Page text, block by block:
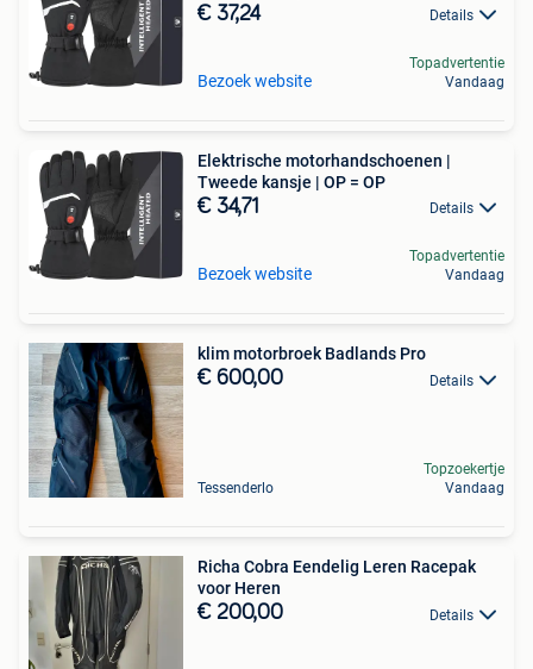
€ 37,24 Details
Bezoek website
Topadvertentie
Vandaag
Elektrische motorhandschoenen |
Tweede kansje | OP = OP
€ 34,71 Details
Bezoek website
Topadvertentie
Vandaag
klim motorbroek Badlands Pro
€ 600,00 Details
Tessenderlo
Topzoekertje
Vandaag
Richa Cobra Eendelig Leren Racepak
voor Heren
€ 200,00 Details